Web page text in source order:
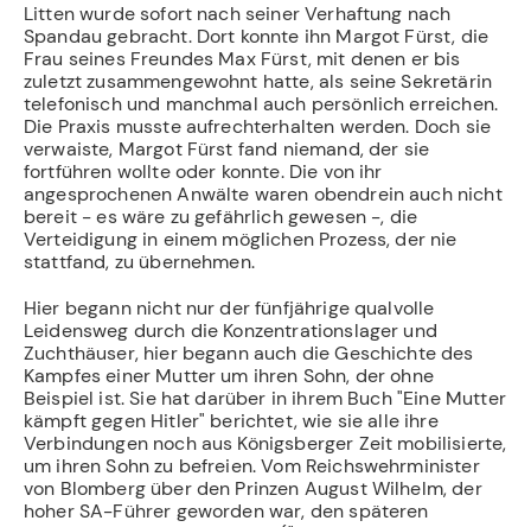
Litten wurde sofort nach seiner Verhaftung nach
Spandau gebracht. Dort konnte ihn Margot Fürst, die
Frau seines Freundes Max Fürst, mit denen er bis
zuletzt zusammengewohnt hatte, als seine Sekretärin
telefonisch und manchmal auch persönlich erreichen.
Die Praxis musste aufrechterhalten werden. Doch sie
verwaiste, Margot Fürst fand niemand, der sie
fortführen wollte oder konnte. Die von ihr
angesprochenen Anwälte waren obendrein auch nicht
bereit - es wäre zu gefährlich gewesen -, die
Verteidigung in einem möglichen Prozess, der nie
stattfand, zu übernehmen.
Hier begann nicht nur der fünfjährige qualvolle
Leidensweg durch die Konzentrations­lager und
Zuchthäuser, hier begann auch die Geschichte des
Kampfes einer Mutter um ihren Sohn, der ohne
Beispiel ist. Sie hat darüber in ihrem Buch "Eine Mutter
kämpft gegen Hitler" berichtet, wie sie alle ihre
Verbindungen noch aus Königsberger Zeit mo­bilisierte,
um ihren Sohn zu befreien. Vom Reichswehrminister
von Blomberg über den Prinzen August Wilhelm, der
hoher SA-Führer geworden war, den späteren